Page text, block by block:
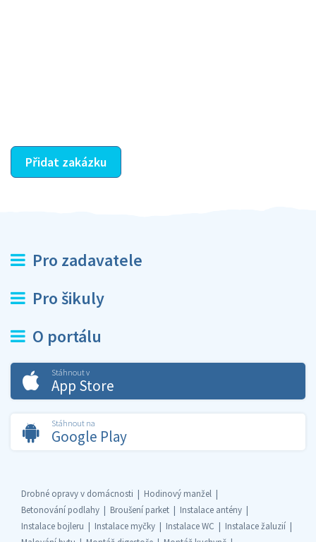
Přidat zakázku
Pro zadavatele
Pro šikuly
O portálu
Stáhnout v
App Store
Stáhnout na
Google Play
Drobné opravy v domácnosti
Hodinový manžel
Betonování podlahy
Broušení parket
Instalace antény
Instalace bojleru
Instalace myčky Instalace WC
Instalace žaluzií